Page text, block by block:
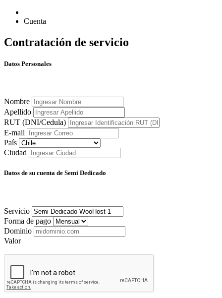
Cuenta
Contratación de servicio
Datos Personales
Nombre
Apellido
RUT (DNI/Cedula)
E-mail
País
Ciudad
Datos de su cuenta de Semi Dedicado
Servicio
Forma de pago
Dominio
Valor